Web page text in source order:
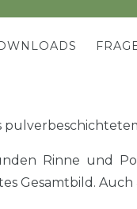
Rinne und
Gesamtbild.